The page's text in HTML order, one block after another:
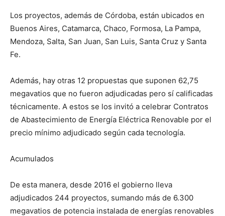
Los proyectos, además de Córdoba, están ubicados en
Buenos Aires, Catamarca, Chaco, Formosa, La Pampa,
Mendoza, Salta, San Juan, San Luis, Santa Cruz y Santa
Fe.
Además, hay otras 12 propuestas que suponen 62,75
megavatios que no fueron adjudicadas pero sí calificadas
técnicamente. A estos se los invitó a celebrar Contratos
de Abastecimiento de Energía Eléctrica Renovable por el
precio mínimo adjudicado según cada tecnología.
Acumulados
De esta manera, desde 2016 el gobierno lleva
adjudicados 244 proyectos, sumando más de 6.300
megavatios de potencia instalada de energías renovables